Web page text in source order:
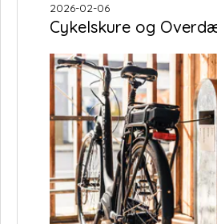
2026-02-06
Cykelskure og